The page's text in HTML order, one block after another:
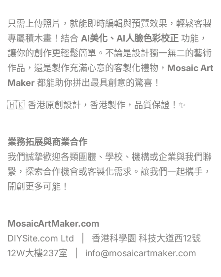
只需上傳照片，就能即時編輯與預覽效果，輕鬆客製
專屬積木畫！結合 AI美化、AI人臉色彩校正 功能，
讓你的創作更輕鬆簡單。不論是設計獨一無二的藝術
作品，還是製作充滿心意的客製化禮物， Mosaic Art
Maker 都能助你拼出最具創意的驚喜！
🇭🇰 香港原創設計，香港製作，品質保證！✨
業務拓展與商業合作
我們誠摯歡迎各類團體、學校、機構或企業與我們聯
繫，探索合作機會或客製化需求。讓我們一起攜手，
開創更多可能！
MosaicArtMaker.com
DIYSite.com Ltd | 香港科學園 科技大道西12號
12W大樓237室 | info@mosaicartmaker.com